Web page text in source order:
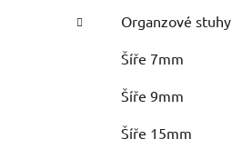
Organzové stuhy
Šíře 7mm
Šíře 9mm
Šíře 15mm